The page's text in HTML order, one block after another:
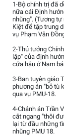
1-Bộ chính trị đã
nữa cái Định
nhũng". (Tương
Kiệt để tập trung
vụ Phạm Văn
2-Thủ tướng
lập" của định
cửa hậu ở Nam
3-Ban tuyên giáo
phương án "bỏ tù
qua vụ PMU-18.
4-Chánh án Trần
cắt ngang "thôi
lại từ đầu những
nhũng PMU 18.